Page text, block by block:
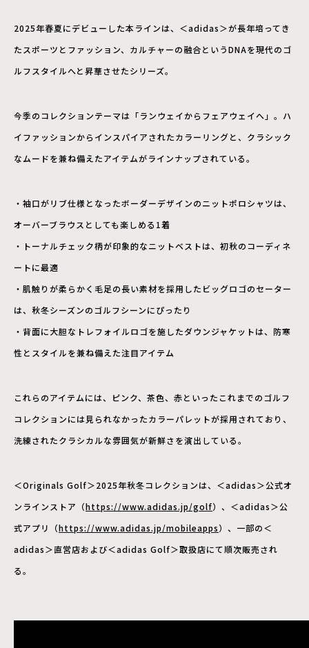
2025年春夏にデビューした本ラインは、＜adidas＞が長年培ってき
たスポーツとファッション、カルチャーの融合というDNAを現代のゴ
ルフスタイルへと昇華させたシリーズ。
今季のコレクションテーマは「ランウェイからフェアウェイへ」。ハ
イファッションからインスパイアされたカラーリングと、クラシック
なムードを兼ね備えたアイテムがラインナップされている。
・袖口がリブ仕様となったボーダーデザインのニットポロシャツは、
オーバーブラウスとしても楽しめる1着
・トーナルチェック柄が印象的なニットベストは、初秋のコーディネ
ートに最適
・肌触りが柔らかく毛足の長い素材を採用したビッグロゴのセーター
は、秋冬シーズンのゴルフシーンにぴったり
・背面に大胆なトレフォイルロゴを施したダウンジャケットは、防寒
性とスタイルを兼ね備えた注目アイテム
これらのアイテムには、ピンク、茶色、赤といったこれまでのゴルフ
コレクションには見られなかったカラーパレットが採用されており、
洗練されたクラシカルな雰囲気が新鮮さを演出している。
＜Originals Golf＞2025年秋冬コレクションは、＜adidas＞公式オ
ンラインストア（https://www.adidas.jp/golf）、＜adidas＞公
式アプリ（https://www.adidas.jp/mobileapps）、一部の＜
adidas＞直営店および＜adidas Golf＞取扱店にて順次販売され
る。